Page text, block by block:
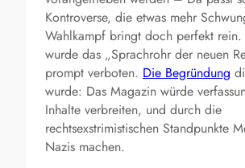
Kontroverse, die etwas mehr
Wahlkampf bringt doch perfekt rein.
wurde das „Sprachrohr der neuen
prompt verboten. Die Begründung
wurde: Das Magazin würde
Inhalte verbreiten, und durch die
rechtsexstrimistischen Standpunkte
Nazis machen.